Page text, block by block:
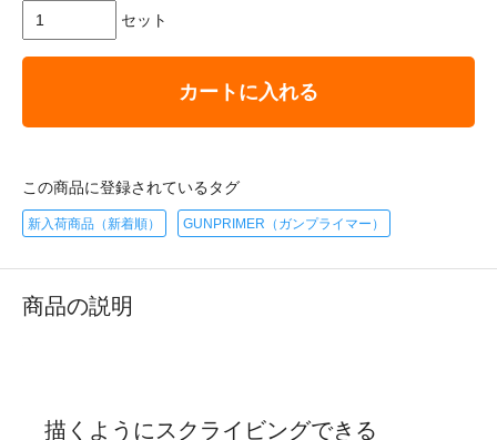
セット
カートに入れる
この商品に登録されているタグ
新入荷商品（新着順） GUNPRIMER（ガンプライマー）
商品の説明
描くようにスクライビングできる